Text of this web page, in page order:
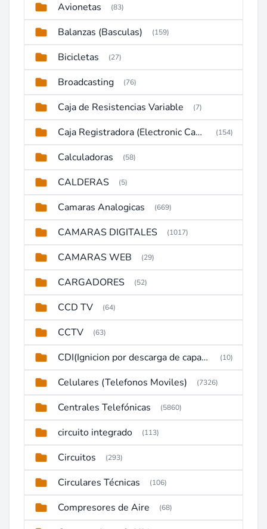
Avionetas (83)
Balanzas (Basculas) (159)
Bicicletas (27)
Broadcasting (76)
Caja de Resistencias Variable (7)
Caja Registradora (Electronic Cash Register) (154)
Calculadoras (58)
CALDERAS (5)
Camaras Analogicas (669)
CAMARAS DIGITALES (1017)
CAMARAS WEB (29)
CARGADORES (52)
CCD TV (64)
CCTV (63)
CDI(Ignicion por descarga de capacitor) (10)
Celulares (Telefonos Moviles) (7326)
Centrales Telefónicas (5860)
circuito integrado (113)
Circuitos (293)
Circulares Técnicas (106)
Compresores de Aire (68)